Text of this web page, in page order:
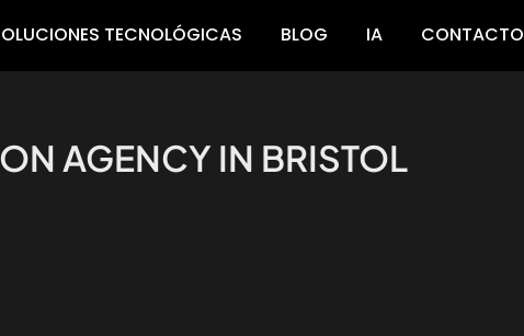
TECNOLÓGICAS BLOG IA CONTACTO
AGENCY IN BRISTOL